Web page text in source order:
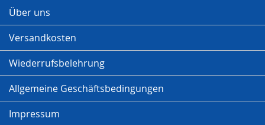
Über uns
Versandkosten
Wiederrufsbelehrung
Allgemeine Geschäftsbedingungen
Impressum